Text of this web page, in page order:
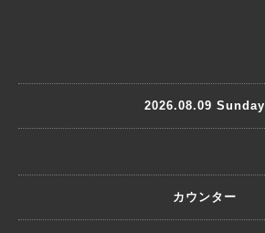
2026.08.09 Sunday
カウンター